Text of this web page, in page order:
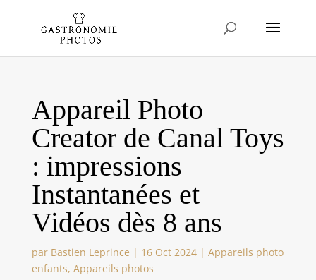
Appareil Photo
Creator de Canal Toys
: impressions
Instantanées et
Vidéos dès 8 ans
par Bastien Leprince | 16 Oct 2024| Appareils photo
enfants, Appareils photos